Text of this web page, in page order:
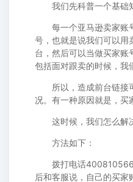
我们先科普一个基础
每一个亚马逊卖家账
号，也就是说我们可以用
台，然后可以当做买家账
包括面对跟卖的时候，我
所以，造成前台链接
况。有一种原因就是，买
这时候，我们怎么解
方法如下：
拨打电话
后和客服说，自己的买家